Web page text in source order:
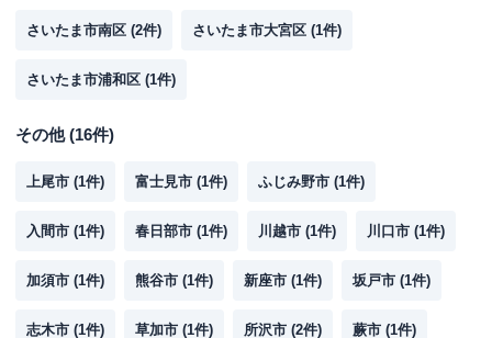
さいたま市南区 (2件) さいたま市大宮区 (1件)
さいたま市浦和区 (1件)
その他(16件)
上尾市 (1件) 富士見市 (1件) ふじみ野市 (1件)
入間市 (1件) 春日部市 (1件) 川越市 (1件) 川口市 (1件)
加須市 (1件) 熊谷市 (1件) 新座市 (1件) 坂戸市 (1件)
志木市 (1件) 草加市 (1件) 所沢市 (2件) 蕨市 (1件)